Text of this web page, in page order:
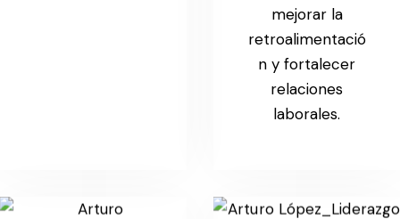
mejorar la
retroalimentació
n y fortalecer
relaciones
laborales.